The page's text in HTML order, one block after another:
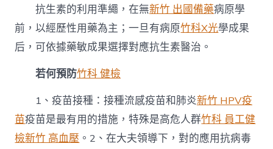
抗生素的利用準繩，在無新竹 出國備藥病原學
前，以經歷性用藥為主；一旦有病原竹科X光學成果
后，可依據藥敏成果選擇對應抗生素醫治。
若何預防竹科 健檢
1、疫苗接種：接種流感疫苗和肺炎新竹 HPV疫
苗疫苗是最有用的措施，特殊是高危人群竹科 員工健
檢新竹 高血壓 。2、在大夫領導下，對的應用抗病毒